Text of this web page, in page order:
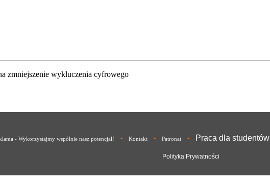
zmniejszenie wykluczenia cyfrowego
- Wykorzystajmy wspólnie nasz potencjał! • Kontakt • Patronat • Praca dla studentów
Polityka Prywatności